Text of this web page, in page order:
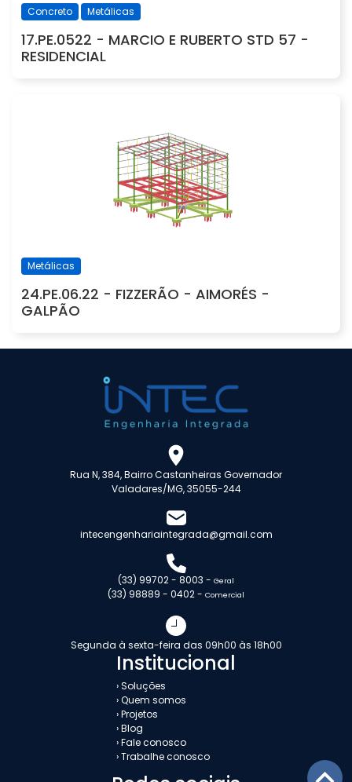
Concreto Metálicas
17.PE.0522 - MARCIO E RUBERTO STD 57 -
RESIDENCIAL
Metálicas
24.PE.06.22 - FIZZERÃO - AIMORÉS -
GALPÃO
Rua N, 384, Bairro Castanheiras Governador
Valadares/MG, 35055-244
intecengenhariaintegrada@gmail.com
(33) 99702 - 8003 - Geral
(33) 98889 - 0402 - Comercial
Segunda à sexta-feira das 09h00 às 18h00
Institucional
› Soluções
› Quem somos
› Projetos
› Blog
› Fale conosco
› Trabalhe conosco